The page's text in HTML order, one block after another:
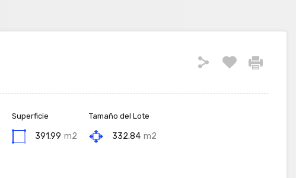
Superficie
391.99 m2
Tamaño del Lote
332.84 m2